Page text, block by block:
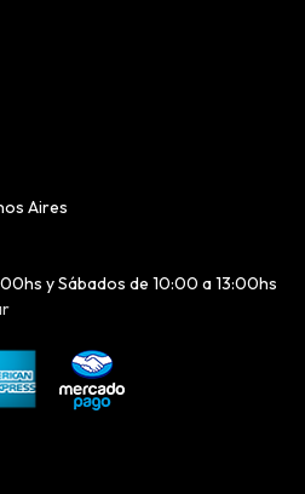
Aires
y Sábados de 10:00 a 13:00hs